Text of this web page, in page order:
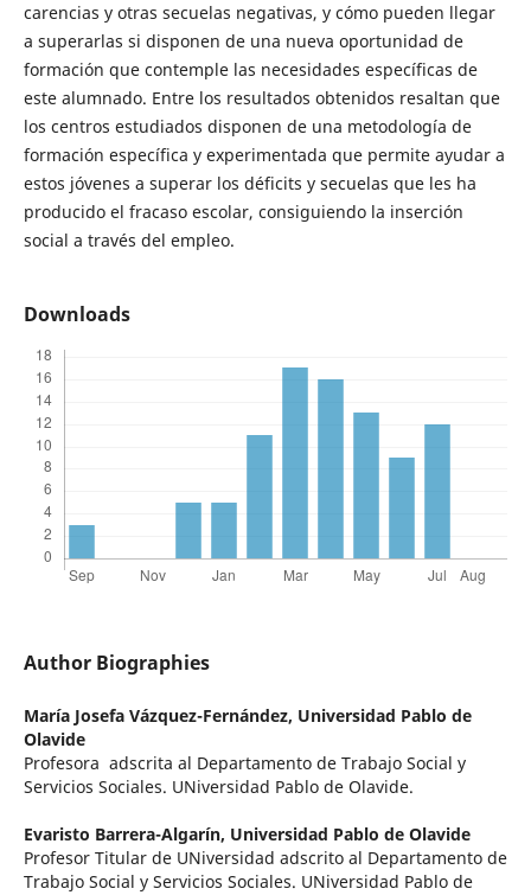
carencias y otras secuelas negativas, y cómo pueden llegar
a superarlas si disponen de una nueva oportunidad de
formación que contemple las necesidades específicas de
este alumnado. Entre los resultados obtenidos resaltan que
los centros estudiados disponen de una metodología de
formación específica y experimentada que permite ayudar a
estos jóvenes a superar los déficits y secuelas que les ha
producido el fracaso escolar, consiguiendo la inserción
social a través del empleo.
Downloads
Author Biographies
María Josefa Vázquez-Fernández, Universidad Pablo de
Olavide
Profesora adscrita al Departamento de Trabajo Social y
Servicios Sociales. UNiversidad Pablo de Olavide.
Evaristo Barrera-Algarín, Universidad Pablo de Olavide
Profesor Titular de UNiversidad adscrito al Departamento de
Trabajo Social y Servicios Sociales. UNiversidad Pablo de